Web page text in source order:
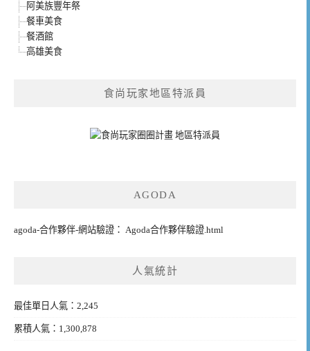
阿美族豐年祭
餐車美食
餐酒館
高雄美食
食尚玩家地區特派員
AGODA
agoda-合作夥伴-網站驗證： Agoda合作夥伴驗證.html
人氣統計
最佳單日人氣：2,245
累積人氣：1,300,878